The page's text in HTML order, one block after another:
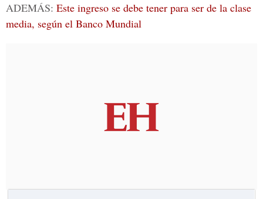
ADEMÁS: Este ingreso se debe tener para ser de la clase
media, según el Banco Mundial